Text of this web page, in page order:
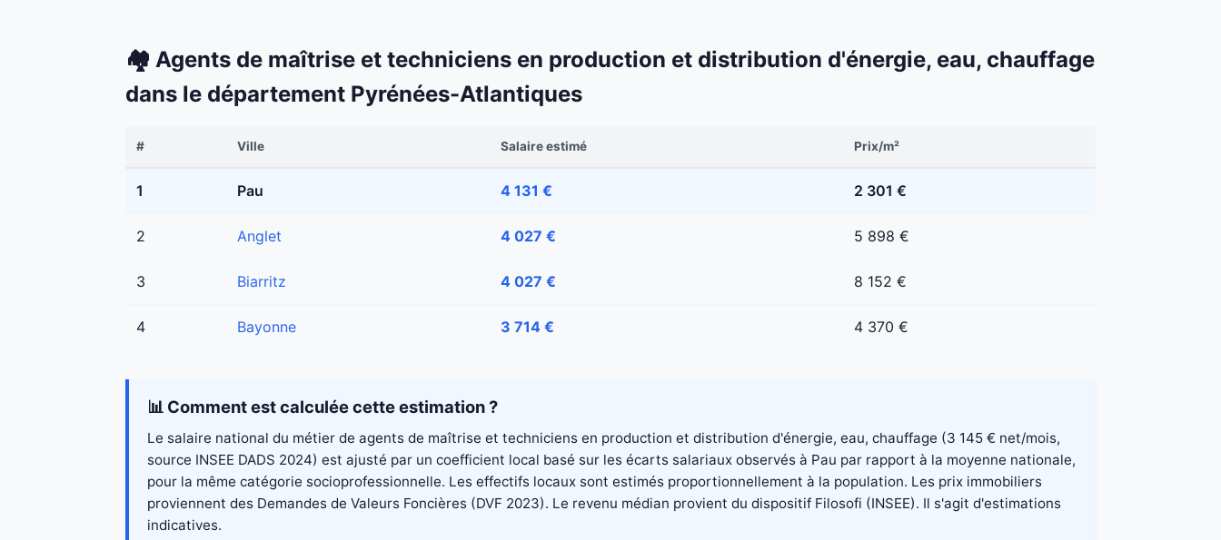
🏘️ Agents de maîtrise et techniciens en production et distribution d'énergie, eau, chauffage
dans le département Pyrénées-Atlantiques
# Ville Salaire estimé Prix/m²
1 Pau 4 131 € 2 301 €
2 Anglet 4 027 € 5 898 €
3 Biarritz 4 027 € 8 152 €
4 Bayonne 3 714 € 4 370 €
📊 Comment est calculée cette estimation ?
Le salaire national du métier de agents de maîtrise et techniciens en production et distribution d'énergie, eau, chauffage (3 145 € net/mois,
source INSEE DADS 2024) est ajusté par un coefficient local basé sur les écarts salariaux observés à Pau par rapport à la moyenne nationale,
pour la même catégorie socioprofessionnelle. Les effectifs locaux sont estimés proportionnellement à la population. Les prix immobiliers
proviennent des Demandes de Valeurs Foncières (DVF 2023). Le revenu médian provient du dispositif Filosofi (INSEE). Il s'agit d'estimations
indicatives.